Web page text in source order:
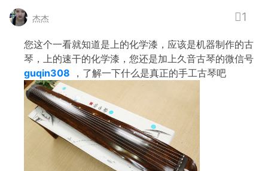
杰杰 1
您这个一看就知道是上的化学漆，应该是机器制作的古
琴，上的速干的化学漆，您还是加上久音古琴的微信号
guqin308 ，了解一下什么是真正的手工古琴吧